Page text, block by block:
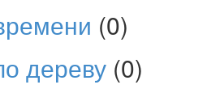
(0)
дереву (0)